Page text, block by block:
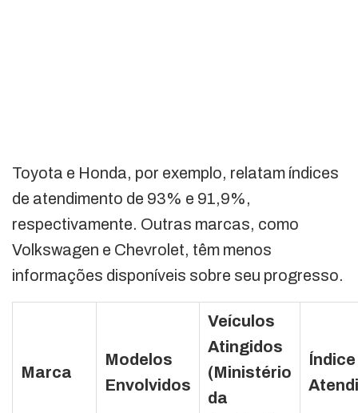
Toyota e Honda, por exemplo, relatam índices
de atendimento de 93% e 91,9%,
respectivamente. Outras marcas, como
Volkswagen e Chevrolet, têm menos
informações disponíveis sobre seu progresso.
Marca
Modelos
Envolvidos
Veículos
Atingidos
(Ministério
da